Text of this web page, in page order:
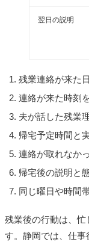
翌日の説明
残業連絡が来た
連絡が来た時刻
夫が話した残業
帰宅予定時間と
連絡が取れなか
帰宅後の説明と
同じ曜日や時間
残業後の行動は、
す。静岡では、仕事